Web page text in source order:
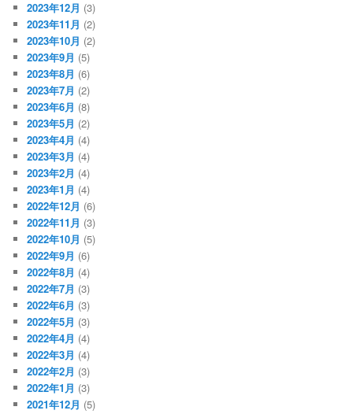
2023年12月 (3)
2023年11月 (2)
2023年10月 (2)
2023年9月 (5)
2023年8月 (6)
2023年7月 (2)
2023年6月 (8)
2023年5月 (2)
2023年4月 (4)
2023年3月 (4)
2023年2月 (4)
2023年1月 (4)
2022年12月 (6)
2022年11月 (3)
2022年10月 (5)
2022年9月 (6)
2022年8月 (4)
2022年7月 (3)
2022年6月 (3)
2022年5月 (3)
2022年4月 (4)
2022年3月 (4)
2022年2月 (3)
2022年1月 (3)
2021年12月 (5)